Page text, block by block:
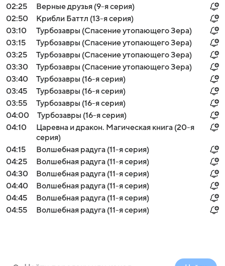
02:25
Верные друзья (9-я серия)
02:50
Крибли Баттл (13-я серия)
03:10
Турбозавры (Спасение утопающего Зера)
03:15
Турбозавры (Спасение утопающего Зера)
03:25
Турбозавры (Спасение утопающего Зера)
03:30
Турбозавры (Спасение утопающего Зера)
03:40
Турбозавры (16-я серия)
03:45
Турбозавры (16-я серия)
03:55
Турбозавры (16-я серия)
04:00
Турбозавры (16-я серия)
04:10
Царевна и дракон. Магическая книга (20-я
серия)
04:15
Волшебная радуга (11-я серия)
04:25
Волшебная радуга (11-я серия)
04:30
Волшебная радуга (11-я серия)
04:40
Волшебная радуга (11-я серия)
04:45
Волшебная радуга (11-я серия)
04:55
Волшебная радуга (11-я серия)